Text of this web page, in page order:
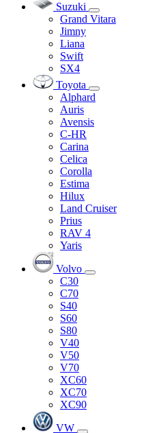
Suzuki
Grand Vitara
Jimny
Liana
Swift
SX4
Toyota
Alphard
Auris
Avensis
C-HR
Carina
Celica
Corolla
Estima
Hilux
Land Cruiser
Prius
RAV 4
Yaris
Volvo
C30
C70
S40
S60
S80
V40
V50
V70
XC60
XC70
XC90
VW